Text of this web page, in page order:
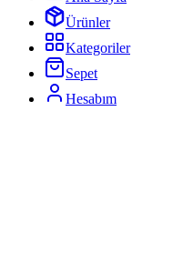
Ürünler
Kategoriler
Sepet
Hesabım